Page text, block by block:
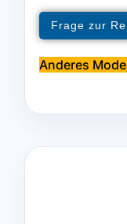
Frage zur
Anderes